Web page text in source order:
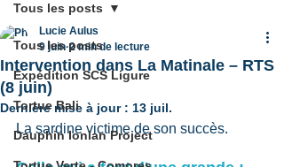
Tous les posts
Expédition SCS Ligure
Tortue Bali
Dauphin Ionian Project
Tous les posts
Intervention dans La Matinale – RTS
(8 juin)
Lucie Aulus
9 juin 2 min de lecture
Dernière mise à jour : 13 juil.
La sardine victime de son succès.